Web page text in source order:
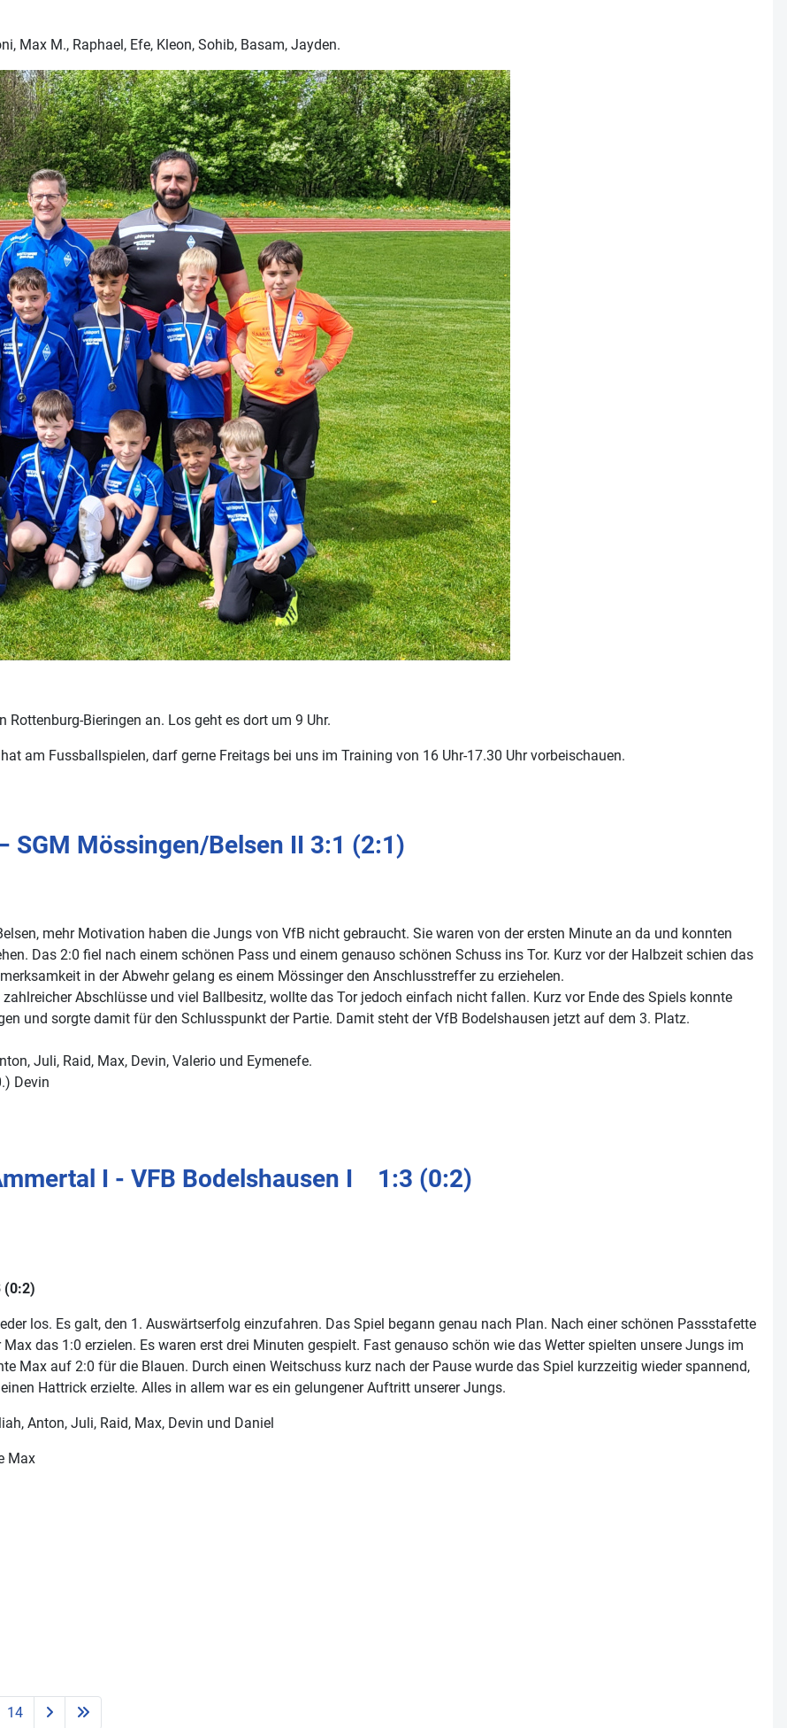
Max M., Raphael, Efe, Kleon, Sohib, Basam, Jayden.
Bieringen an. Los geht es dort um 9 Uhr.
am Fussballspielen, darf gerne Freitags bei uns im Training von 16 Uhr-17.30 Uhr vorbeischauen.
SGM Mössingen/Belsen II 3:1 (2:1)
mehr Motivation haben die Jungs von VfB nicht gebraucht. Sie waren von der ersten Minute an da und konnten
Das 2:0 fiel nach einem schönen Pass und einem genauso schönen Schuss ins Tor. Kurz vor der Halbzeit schien das
in der Abwehr gelang es einem Mössinger den Anschlusstreffer zu erziehelen.
Abschlüsse und viel Ballbesitz, wollte das Tor jedoch einfach nicht fallen. Kurz vor Ende des Spiels konnte
und sorgte damit für den Schlusspunkt der Partie. Damit steht der VfB Bodelshausen jetzt auf dem 3. Platz.
Juli, Raid, Max, Devin, Valerio und Eymenefe.
Devin
I - VFB Bodelshausen I 1:3 (0:2)
(0:2)
los. Es galt, den 1. Auswärtserfolg einzufahren. Das Spiel begann genau nach Plan. Nach einer schönen Passstafette
das 1:0 erzielen. Es waren erst drei Minuten gespielt. Fast genauso schön wie das Wetter spielten unsere Jungs im
Max auf 2:0 für die Blauen. Durch einen Weitschuss kurz nach der Pause wurde das Spiel kurzzeitig wieder spannend,
Hattrick erzielte. Alles in allem war es ein gelungener Auftritt unserer Jungs.
Anton, Juli, Raid, Max, Devin und Daniel
Max
14